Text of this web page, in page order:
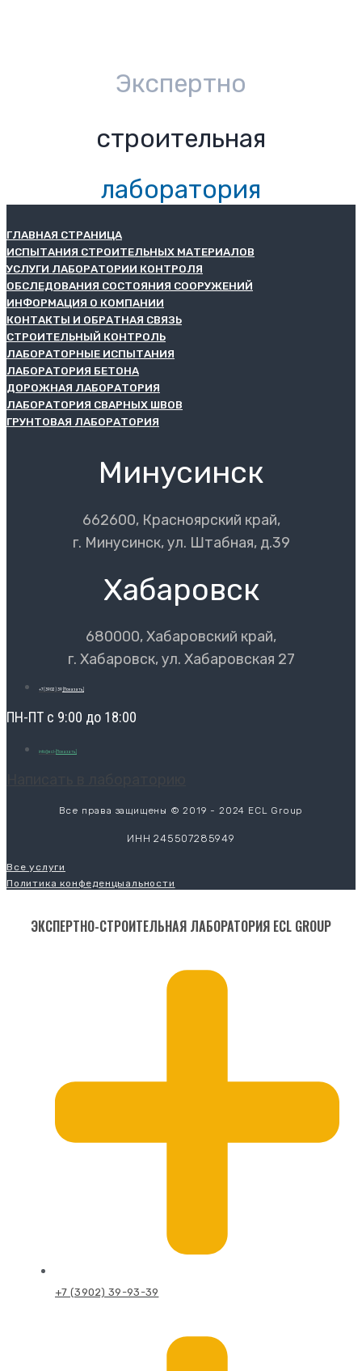
Экспертно
строительная
лаборатория
ГЛАВНАЯ СТРАНИЦА
ИСПЫТАНИЯ СТРОИТЕЛЬНЫХ МАТЕРИАЛОВ
УСЛУГИ ЛАБОРАТОРИИ КОНТРОЛЯ
ОБСЛЕДОВАНИЯ СОСТОЯНИЯ СООРУЖЕНИЙ
ИНФОРМАЦИЯ О КОМПАНИИ
КОНТАКТЫ И ОБРАТНАЯ СВЯЗЬ
СТРОИТЕЛЬНЫЙ КОНТРОЛЬ
ЛАБОРАТОРНЫЕ ИСПЫТАНИЯ
ЛАБОРАТОРИЯ БЕТОНА
ДОРОЖНАЯ ЛАБОРАТОРИЯ
ЛАБОРАТОРИЯ СВАРНЫХ ШВОВ
ГРУНТОВАЯ ЛАБОРАТОРИЯ
Минусинск
662600, Красноярский край,
г. Минусинск, ул. Штабная, д.39
Хабаровск
680000, Хабаровский край,
г. Хабаровск, ул. Хабаровская 27
+7 (3902) 39 [Показать]
ПН-ПТ с 9:00 до 18:00
info@ecl- [Показать]
Все права защищены © 2019 - 2024 ECL Group
ИНН 245507285949
Все услуги
Политика конфеденцыальности
ЭКСПЕРТНО-СТРОИТЕЛЬНАЯ ЛАБОРАТОРИЯ ECL GROUP
+7 (3902) 39-93-39